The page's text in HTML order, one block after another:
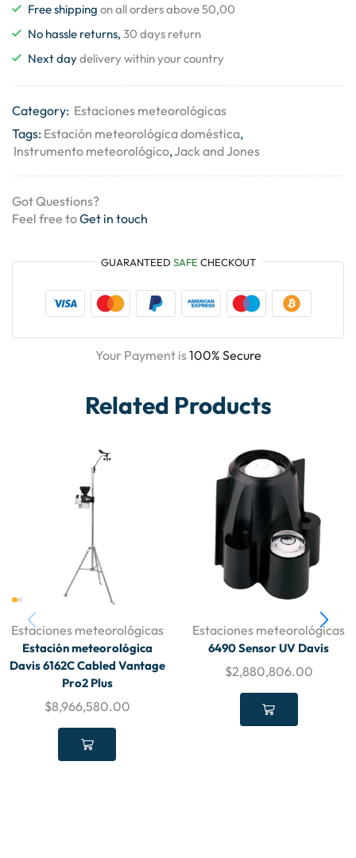
Free shipping on all orders above 50,00
No hassle returns, 30 days return
Next daydelivery within your country
Category: Estaciones meteorológicas
Tags: Estación meteorológica doméstica,
Instrumento meteorológico,Jack and Jones
Got Questions?
Feel free toGet in touch
GUARANTEED SAFE CHECKOUT
Your Payment is100% Secure
Related Products
Estaciones meteorológicas
Estación meteorológica
Davis 6162C Cabled Vantage
Pro2 Plus
$8,966,580.00
Estaciones meteorológicas
6490 Sensor UV Davis
$2,880,806.00